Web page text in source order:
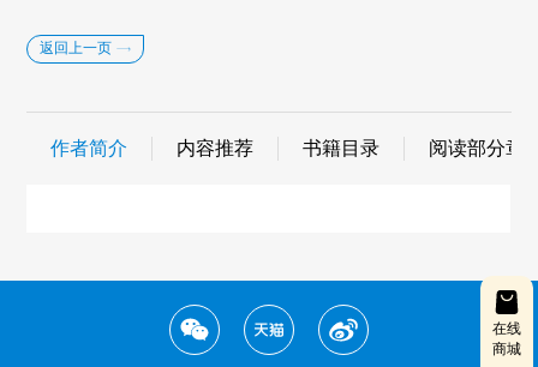
在线
商城
返回上一页
作者简介 内容推荐 书籍目录 阅读部分章